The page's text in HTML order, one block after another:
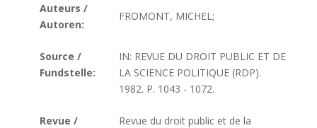
Auteurs /
Autoren:
FROMONT, MICHEL;
Source /
Fundstelle:
IN: REVUE DU DROIT PUBLIC ET DE
LA SCIENCE POLITIQUE (RDP).
1982. P. 1043 - 1072.
Revue /
Revue du droit public et de la